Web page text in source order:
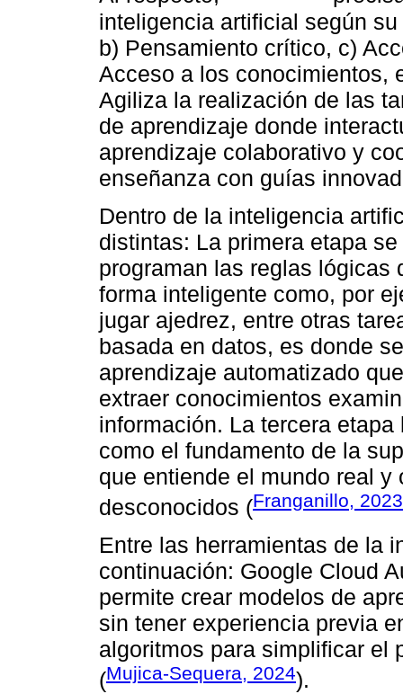
inteligencia artificial según
b) Pensamiento crítico, c)
Acceso a los conocimientos,
Agiliza la realización de las
de aprendizaje donde
aprendizaje colaborativo y
enseñanza con guías
Dentro de la inteligencia
distintas: La primera etapa
programan las reglas lógicas
forma inteligente como, por
jugar ajedrez, entre otras
basada en datos, es donde
aprendizaje automatizado
extraer conocimientos
información. La tercera
como el fundamento de la
que entiende el mundo real
desconocidos (Franganillo, 2023
Entre las herramientas de la
continuación: Google Cloud
permite crear modelos de
sin tener experiencia previa
algoritmos para simplificar el
(Mujica-Sequera, 2024).